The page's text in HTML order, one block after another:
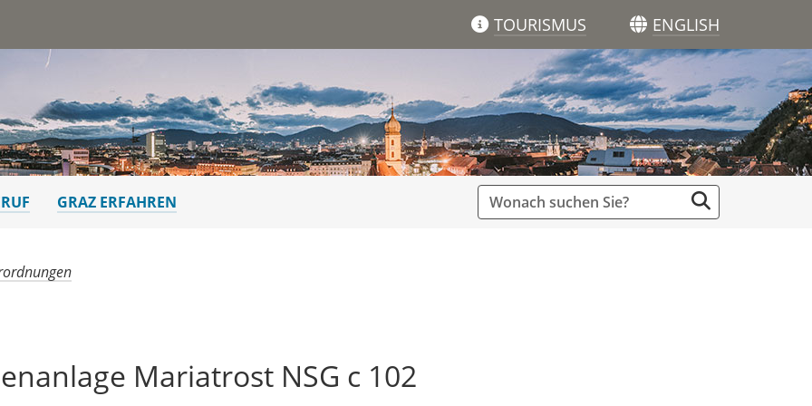
TOURISMUS ENGLISH
GRAZ ERFAHREN
Mariatrost NSG c 102